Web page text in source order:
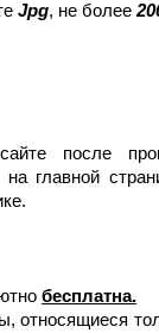
Jpg, не более
после
главной
бесплатна.
относящиеся